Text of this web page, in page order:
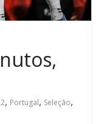
, Portugal, Seleção,